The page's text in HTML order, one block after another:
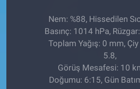
Nem: %88, Hissedilen
Basınç: 1014 hPa,
Toplam Yağış: 0 mm,
5.8,
Görüş Mesafesi: 10
Doğumu: 6:15, Gün